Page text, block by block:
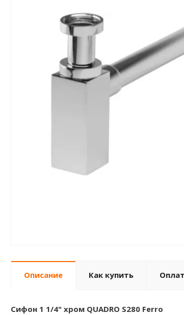
Описание Как купить
Сифон 1 1/4" хром QUADRO S280 Ferro